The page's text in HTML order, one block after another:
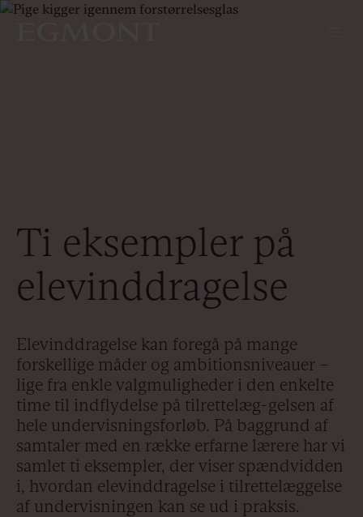
Ti eksempler på
elevinddragelse
Elevinddragelse kan foregå på mange
forskellige måder og ambitionsniveauer –
lige fra enkle valgmuligheder i den enkelte
time til indflydelse på tilrettelæg-gelsen af
hele undervisningsforløb. På baggrund af
samtaler med en række erfarne lærere har vi
samlet ti eksempler, der viser spændvidden
i, hvordan elevinddragelse i tilrettelæggelse
af undervisningen kan se ud i praksis.